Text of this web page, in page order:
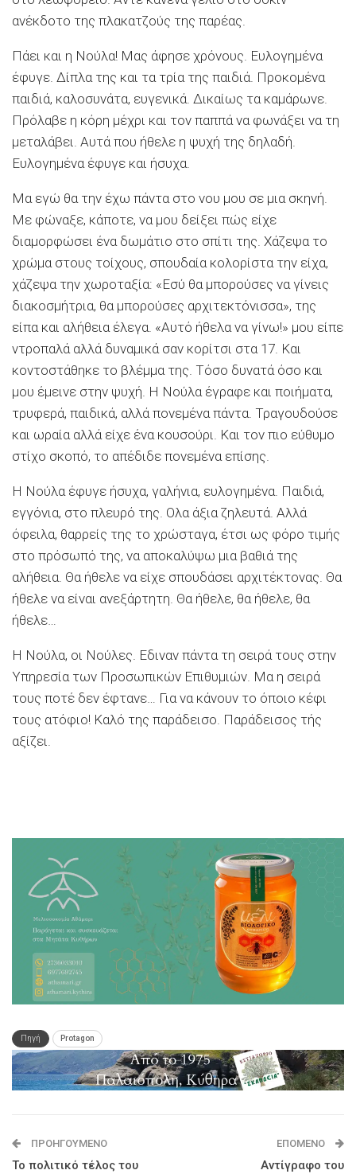
ανέκδοτο της πλακατζούς της παρέας.
Πάει και η Νούλα! Μας άφησε χρόνους. Ευλογημένα
έφυγε. Δίπλα της και τα τρία της παιδιά. Προκομένα
παιδιά, καλοσυνάτα, ευγενικά. Δικαίως τα καμάρωνε.
Πρόλαβε η κόρη μέχρι και τον παππά να φωνάξει να τη
μεταλάβει. Αυτά που ήθελε η ψυχή της δηλαδή.
Ευλογημένα έφυγε και ήσυχα.
Μα εγώ θα την έχω πάντα στο νου μου σε μια σκηνή.
Με φώναξε, κάποτε, να μου δείξει πώς είχε
διαμορφώσει ένα δωμάτιο στο σπίτι της. Χάζεψα το
χρώμα στους τοίχους, σπουδαία κολορίστα την είχα,
χάζεψα την χωροταξία: «Εσύ θα μπορούσες να γίνεις
διακοσμήτρια, θα μπορούσες αρχιτεκτόνισσα», της
είπα και αλήθεια έλεγα. «Αυτό ήθελα να γίνω!» μου είπε
ντροπαλά αλλά δυναμικά σαν κορίτσι στα 17. Και
κοντοστάθηκε το βλέμμα της. Τόσο δυνατά όσο και
μου έμεινε στην ψυχή. Η Νούλα έγραφε και ποιήματα,
τρυφερά, παιδικά, αλλά πονεμένα πάντα. Τραγουδούσε
και ωραία αλλά είχε ένα κουσούρι. Και τον πιο εύθυμο
στίχο σκοπό, το απέδιδε πονεμένα επίσης.
Η Νούλα έφυγε ήσυχα, γαλήνια, ευλογημένα. Παιδιά,
εγγόνια, στο πλευρό της. Ολα άξια ζηλευτά. Αλλά
όφειλα, θαρρείς της το χρώσταγα, έτσι ως φόρο τιμής
στο πρόσωπό της, να αποκαλύψω μια βαθιά της
αλήθεια. Θα ήθελε να είχε σπουδάσει αρχιτέκτονας. Θα
ήθελε να είναι ανεξάρτητη. Θα ήθελε, θα ήθελε, θα
ήθελε…
Η Νούλα, οι Νούλες. Εδιναν πάντα τη σειρά τους στην
Υπηρεσία των Προσωπικών Επιθυμιών. Μα η σειρά
τους ποτέ δεν έφτανε… Για να κάνουν το όποιο κέφι
τους ατόφιο! Καλό της παράδεισο. Παράδεισος τής
αξίζει.
Πηγή Protagon
ΠΡΟΗΓΟΎΜΕΝΟ
Το πολιτικό τέλος του
ΕΠΌΜΕΝΟ
Αντίγραφο του